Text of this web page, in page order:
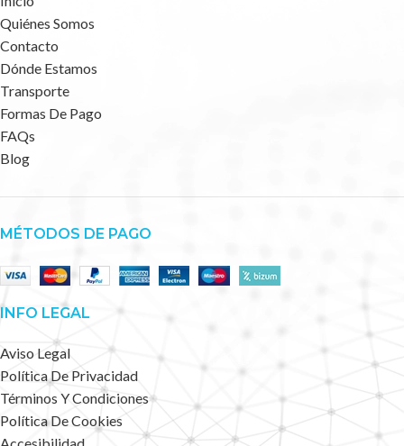
Quiénes Somos
Contacto
Dónde Estamos
Transporte
Formas De Pago
FAQs
Blog
MÉTODOS DE PAGO
INFO LEGAL
Aviso Legal
Política De Privacidad
Términos Y Condiciones
Política De Cookies